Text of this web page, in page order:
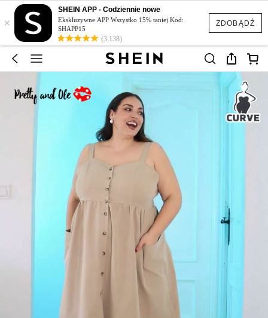
ZDOBĄDŹ
×
SHEIN APP - Codziennie nowe
Ekskluzywne APP Wszystko 15% taniej Kod:
SHAPP15
(3,138)